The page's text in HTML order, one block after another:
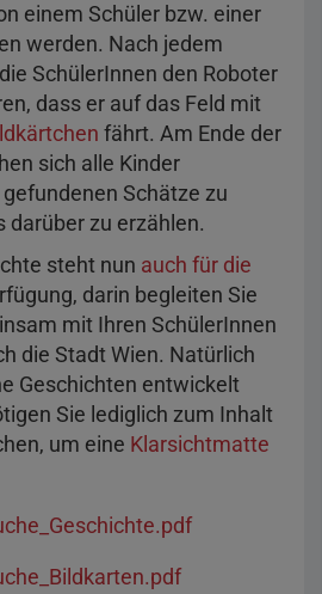
einem Schüler bzw. einer
werden. Nach jedem
SchülerInnen den Roboter
dass er auf das Feld mit
fährt. Am Ende der
sich alle Kinder
Schätze zu
darüber zu erzählen.
steht nun auch für die
darin begleiten Sie
mit Ihren SchülerInnen
die Stadt Wien. Natürlich
Geschichten entwickelt
Sie lediglich zum Inhalt
um eine Klarsichtmatte